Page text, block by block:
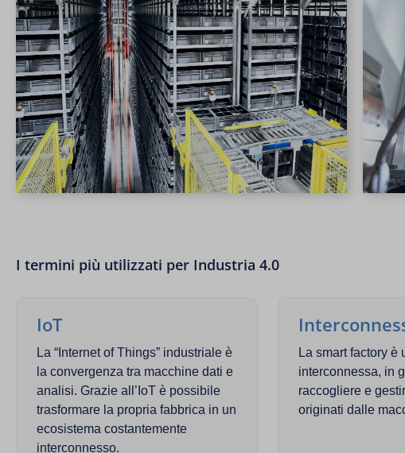
I termini più utilizzati per Industria 4.0
IoT
La “Internet of Things” industriale è
la convergenza tra macchine dati e
analisi. Grazie all’IoT è possibile
trasformare la propria fabbrica in un
ecosistema costantemente
interconnesso.
La smart factory è
interconnessa, in
raccogliere e
originati dalle